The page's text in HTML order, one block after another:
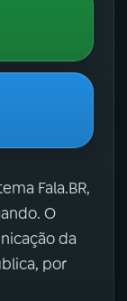
Fala.BR,
O
da
por